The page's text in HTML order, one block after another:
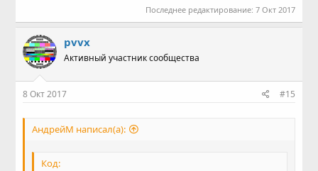
Последнее редактирование: 7 Окт 2017
pvvx
Активный участник сообщества
8 Окт 2017 #15
АндрейМ написал(а):
Код: